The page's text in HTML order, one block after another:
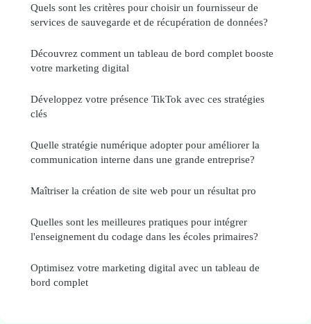
Quels sont les critères pour choisir un fournisseur de
services de sauvegarde et de récupération de données?
Découvrez comment un tableau de bord complet booste
votre marketing digital
Développez votre présence TikTok avec ces stratégies
clés
Quelle stratégie numérique adopter pour améliorer la
communication interne dans une grande entreprise?
Maîtriser la création de site web pour un résultat pro
Quelles sont les meilleures pratiques pour intégrer
l'enseignement du codage dans les écoles primaires?
Optimisez votre marketing digital avec un tableau de
bord complet